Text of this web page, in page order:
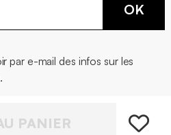
OK
par e-mail des infos sur les
PANIER